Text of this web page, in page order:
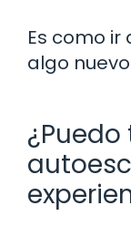
Es como
algo